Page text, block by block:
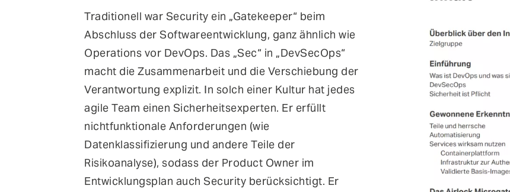
Traditionell war Security ein „Gatekeeper“ beim
Abschluss der Softwareentwicklung, ganz ähnlich wie
Operations vor DevOps. Das „Sec“ in „DevSecOps“
macht die Zusammenarbeit und die Verschiebung der
Verantwortung explizit. In solch einer Kultur hat jedes
agile Team einen Sicherheitsexperten. Er erfüllt
nichtfunktionale Anforderungen (wie
Datenklassifizierung und andere Teile der
Risikoanalyse), sodass der Product Owner im
Entwicklungsplan auch Security berücksichtigt. Er